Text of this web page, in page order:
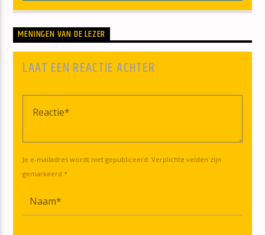
MENINGEN VAN DE LEZER
LAAT EEN REACTIE ACHTER
Je e-mailadres wordt niet gepubliceerd. Verplichte velden zijn
gemarkeerd *